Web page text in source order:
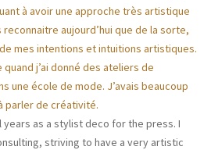
à avoir une approche très artistique
aujourd’hui que de la sorte,
mes intentions et intuitions artistiques.
j’ai donné des ateliers de
une école de mode. J’avais beaucoup
parler de créativité.
as a stylist deco for the press. I
striving to have a very artistic